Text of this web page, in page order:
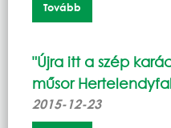
Tovább
"Újra itt a szép
műsor
2015-12-23